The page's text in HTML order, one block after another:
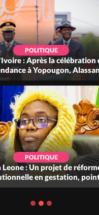
POLITIQUE
: Après la célébration
à Yopougon,
POLITIQUE
Leone : Un projet de
en gestation,